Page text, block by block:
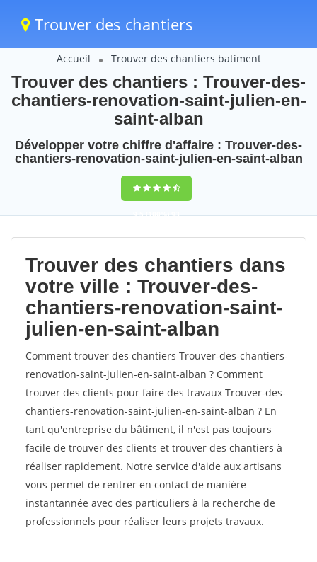
Trouver des chantiers
Accueil Trouver des chantiers batiment
Trouver des chantiers : Trouver-des-
chantiers-renovation-saint-julien-en-
saint-alban
Développer votre chiffre d'affaire : Trouver-des-
chantiers-renovation-saint-julien-en-saint-alban
9,5(100%)93
votes
Trouver des chantiers dans
votre ville : Trouver-des-
chantiers-renovation-saint-
julien-en-saint-alban
Comment trouver des chantiers Trouver-des-chantiers-
renovation-saint-julien-en-saint-alban ? Comment
trouver des clients pour faire des travaux Trouver-des-
chantiers-renovation-saint-julien-en-saint-alban ? En
tant qu'entreprise du bâtiment, il n'est pas toujours
facile de trouver des clients et trouver des chantiers à
réaliser rapidement. Notre service d'aide aux artisans
vous permet de rentrer en contact de manière
instantannée avec des particuliers à la recherche de
professionnels pour réaliser leurs projets travaux.